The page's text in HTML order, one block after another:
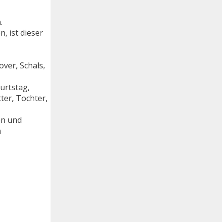
ist dieser
Schals,
Tochter,
und